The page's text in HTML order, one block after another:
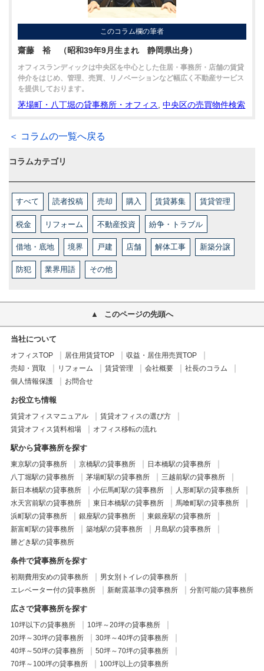
このコラム欄の筆者
齋藤 裕 （昭和39年9月生まれ 静岡県出身）
オフィスランディックは中央区を中心とした住居・事務所・店舗の賃貸
仲介をはじめ、管理、売買、リノベーションなど幅広く不動産サービス
を提供しております。
茅場町・八丁堀の貸事務所・オフィス ,中央区の売買物件検索
＜ コラムの一覧へ戻る
コラムカテゴリ
すべて 読者投稿 売却 購入 賃貸募集 賃貸管理
税金 リフォーム 不動産投資 紛争・トラブル
借地・底地 境界 戸建 店舗 解体工事 新築分譲
防犯 業界用語 その他
このページの先頭へ
当社について
オフィスTOP 居住用賃貸TOP
収益・居住用売買TOP
売却・買取
リフォーム 賃貸管理 会社概要
社長のコラム
個人情報保護
お問合せ
お役立ち情報
賃貸オフィスマニュアル
賃貸オフィスの選び方
賃貸オフィス賃料相場
オフィス移転の流れ
駅から貸事務所を探す
東京駅の貸事務所 京橋駅の貸事務所
日本橋駅の貸事務所
八丁堀駅の貸事務所
茅場町駅の貸事務所
三越前駅の貸事務所
新日本橋駅の貸事務所
小伝馬町駅の貸事務所
人形町駅の貸事務所
水天宮前駅の貸事務所
東日本橋駅の貸事務所
馬喰町駅の貸事務所
浜町駅の貸事務所
銀座駅の貸事務所
東銀座駅の貸事務所
新富町駅の貸事務所
築地駅の貸事務所
月島駅の貸事務所
勝どき駅の貸事務所
条件で貸事務所を探す
初期費用安めの貸事務所
男女別トイレの貸事務所
エレベーター付の貸事務所
新耐震基準の貸事務所 分割可能の貸事務所
広さで貸事務所を探す
10坪以下の貸事務所
10坪～20坪の貸事務所
20坪～30坪の貸事務所
30坪～40坪の貸事務所
40坪～50坪の貸事務所
50坪～70坪の貸事務所
70坪～100坪の貸事務所
100坪以上の貸事務所